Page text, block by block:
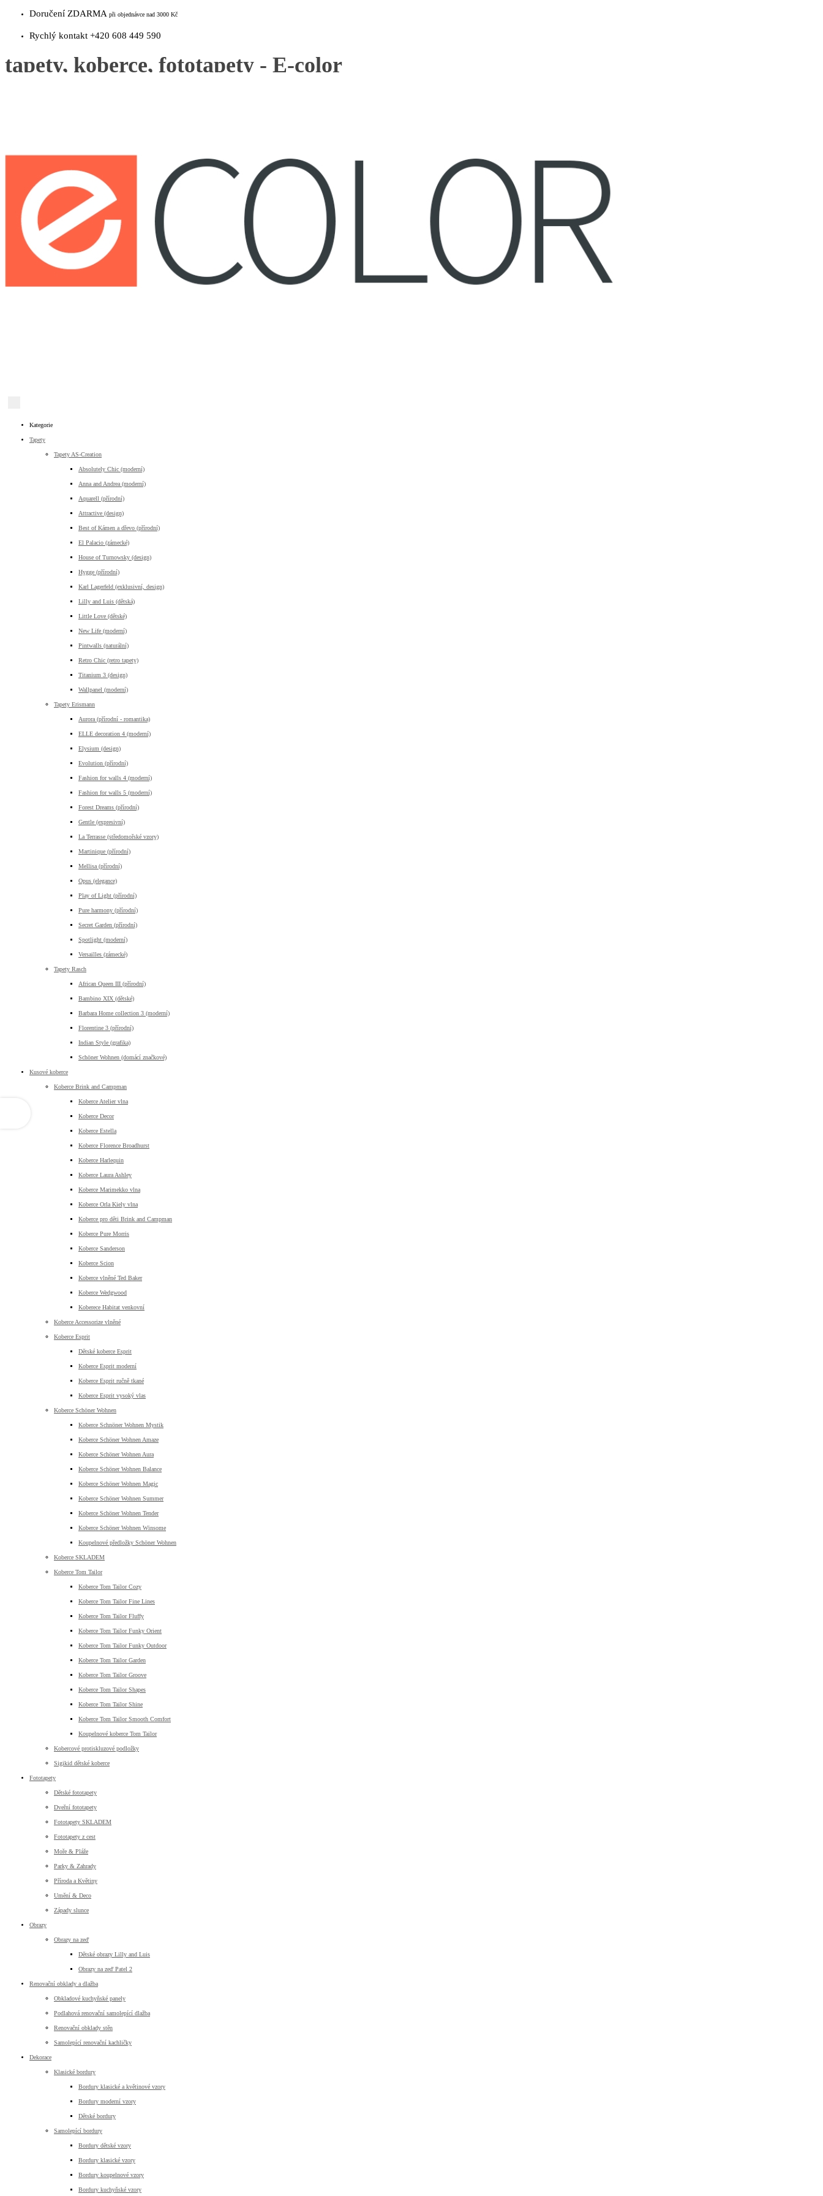
Doručení ZDARMA při objednávce nad 3000 Kč
Rychlý kontakt +420 608 449 590
tapety, koberce, fototapety - E-color
Kategorie
Tapety
Tapety AS-Creation
Absolutely Chic (moderní)
Anna and Andrea (moderní)
Aquarell (přírodní)
Attractive (design)
Best of Kámen a dřevo (přírodní)
El Palacio (zámecké)
House of Turnowsky (design)
Hygge (přírodní)
Karl Lagerfeld (exklusivní, design)
Lilly and Luis (dětská)
Little Love (dětské)
New Life (moderní)
Pintwalls (naturální)
Retro Chic (retro tapety)
Titanium 3 (design)
Wallpanel (moderní)
Tapety Erismann
Aurora (přírodní - romantika)
ELLE decoration 4 (moderní)
Elysium (design)
Evolution (přírodní)
Fashion for walls 4 (moderní)
Fashion for walls 5 (moderní)
Forest Dreams (přírodní)
Gentle (expresivní)
La Terrasse (středomořské vzory)
Martinique (přírodní)
Mellisa (přírodní)
Opus (elegance)
Play of Light (přírodní)
Pure harmony (přírodní)
Secret Garden (přírodní)
Spotlight (moderní)
Versailles (zámecké)
Tapety Rasch
African Queen III (přírodní)
Bambino XIX (dětské)
Barbara Home collection 3 (moderní)
Florentine 3 (přírodní)
Indian Style (grafika)
Schöner Wohnen (domácí značkové)
Kusové koberce
Koberce Brink and Campman
Koberce Atelier vlna
Koberce Decor
Koberce Estella
Koberce Florence Broadhurst
Koberce Harlequin
Koberce Laura Ashley
Koberce Marimekko vlna
Koberce Orla Kiely vlna
Koberce pro děti Brink and Campman
Koberce Pure Morris
Koberce Sanderson
Koberce Scion
Koberce vlněné Ted Baker
Koberce Wedgwood
Koberece Habitat venkovní
Koberce Accessorize vlněné
Koberce Esprit
Dětské koberce Esprit
Koberce Esprit moderní
Koberce Esprit ručně tkané
Koberce Esprit vysoký vlas
Koberce Schöner Wohnen
Koberce Schnöner Wohnen Mystik
Koberce Schöner Wohnen Amaze
Koberce Schöner Wohnen Aura
Koberce Schöner Wohnen Balance
Koberce Schöner Wohnen Magic
Koberce Schöner Wohnen Summer
Koberce Schöner Wohnen Tender
Koberce Schöner Wohnen Winsome
Koupelnové předložky Schöner Wohnen
Koberce SKLADEM
Koberce Tom Tailor
Koberce Tom Tailor Cozy
Koberce Tom Tailor Fine Lines
Koberce Tom Tailor Fluffy
Koberce Tom Tailor Funky Orient
Koberce Tom Tailor Funky Outdoor
Koberce Tom Tailor Garden
Koberce Tom Tailor Groove
Koberce Tom Tailor Shapes
Koberce Tom Tailor Shine
Koberce Tom Tailor Smooth Comfort
Koupelnové koberce Tom Tailor
Kobercové protiskluzové podložky
Sigikid dětské koberce
Fototapety
Dětské fototapety
Dveřní fototapety
Fototapety SKLADEM
Fototapety z cest
Moře & Pláže
Parky & Zahrady
Příroda a Květiny
Umění & Deco
Západy slunce
Obrazy
Obrazy na zeď
Dětské obrazy Lilly and Luis
Obrazy na zeď Patel 2
Renovační obklady a dlažba
Obkladové kuchyňské panely
Podlahová renovační samolepící dlažba
Renovační obklady stěn
Samolepící renovační kachličky
Dekorace
Klasické bordury
Bordury klasické a květinové vzory
Bordury moderní vzory
Dětské bordury
Samolepící bordury
Bordury dětské vzory
Bordury klasické vzory
Bordury koupelnové vzory
Bordury kuchyňské vzory